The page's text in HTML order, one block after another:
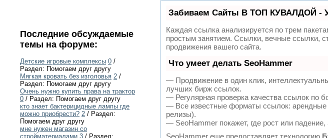
Последние обсуждаемые
темы на форуме:
Детские игровые комплексы 0 /
Раздел: Помогаем друг другу
Мягкая кровать без изголовья 2 /
Раздел: Помогаем друг другу
Очень нужно купить права на трактор
0 / Раздел: Помогаем друг другу
кто знает бактерицидные лампы где
можно приобрести? 2 / Раздел:
Помогаем друг другу
мне нужен магазин со
стройматериалами 3 / Раздел:
Забиваем Сайты В ТОП КУВАЛДОЙ -
Каждая ссылка анализируется по трем
простым занятием. Ссылки, вечные ссылки,
продвижения вашего сайта.
Что умеет делать SeoHammer
— Продвижение в один клик,
лучших бирж ссылок.
— Регулярная проверка качества ссылок по
— Все известные форматы ссылок: арендные
релизы).
— SeoHammer покажет, где рост или